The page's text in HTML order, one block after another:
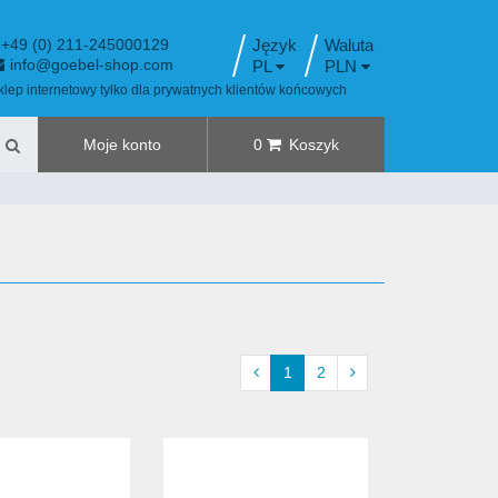
Język
PL
PLN
+49 (0) 211-245000129
info@goebel-shop.com
internetowy tylko dla prywatnych klientów końcowych
Moje konto 0 Koszyk
1 2